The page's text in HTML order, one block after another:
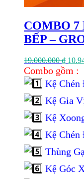
COMBO
BẾP –
19.000.000₫ Giá
gốc
Combo gồm :
Kệ
Kệ Gia
Kệ
Kệ
Thùng
Kệ Góc